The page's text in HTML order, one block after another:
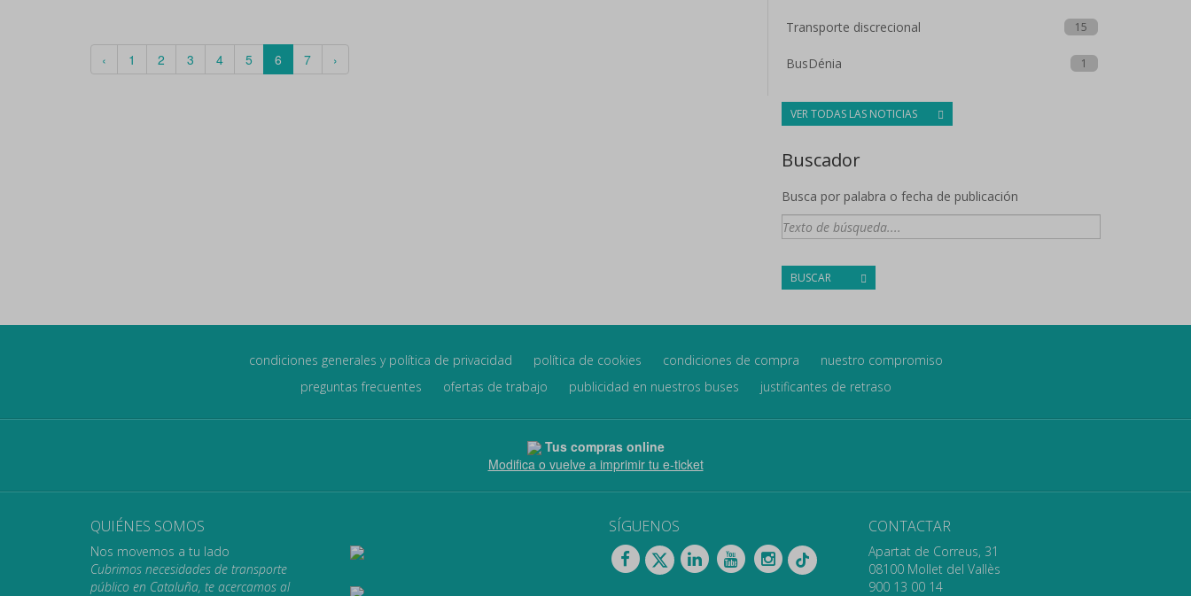
‹ 1 2 3 4 5 6 7 ›
Transporte discrecional 15
BusDénia 1
VER TODAS LAS NOTICIAS
Buscador
Busca por palabra o fecha de publicación
BUSCAR
condiciones generales y política de privacidad política de cookies condiciones de compra
nuestro compromiso
preguntas frecuentes
ofertas de trabajo publicidad en nuestros buses justificantes de retraso
Tus compras online
Modifica o vuelve a imprimir tu e-ticket
QUIÉNES SOMOS
Nos movemos a tu lado
Cubrimos necesidades de transporte
público en Cataluña, te acercamos al
SÍGUENOS CONTACTAR
Apartat de Correus, 31
08100 Mollet del Vallès
900 13 00 14